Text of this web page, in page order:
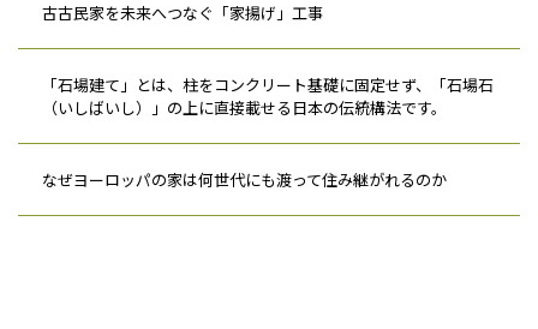
古古民家を未来へつなぐ「家揚げ」工事
「石場建て」とは、柱をコンクリート基礎に固定せず、「石場石
（いしばいし）」の上に直接載せる日本の伝統構法です。
なぜヨーロッパの家は何世代にも渡って住み継がれるのか